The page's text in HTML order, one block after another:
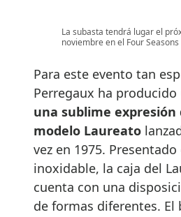
La subasta tendrá lugar el
noviembre en el Four
Para este evento tan
Perregaux ha
una sublime expresión
modelo Laureato
vez en 1975. Presentado
inoxidable, la caja del
cuenta con una
de formas diferentes. El